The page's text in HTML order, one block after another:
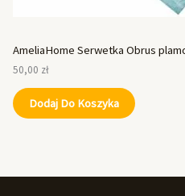
AmeliaHome Serwetka Obrus
50,00 zł
Dodaj Do Koszyka